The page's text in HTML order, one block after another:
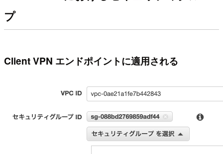
プ
Client VPN エンドポイントに適用される